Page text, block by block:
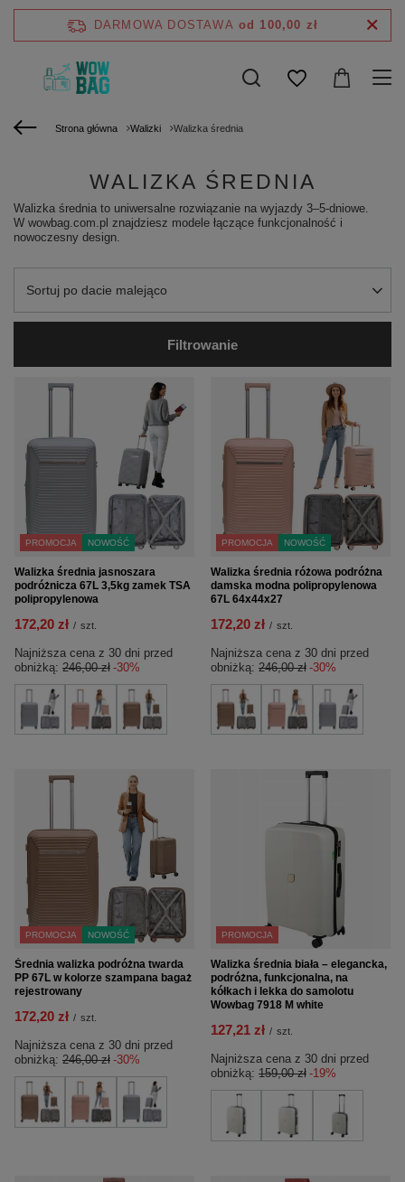
DARMOWA DOSTAWA od 100,00 zł
Strona główna Walizki Walizka średnia
WALIZKA ŚREDNIA
Walizka średnia to uniwersalne rozwiązanie na wyjazdy 3–5-dniowe.
W wowbag.com.pl znajdziesz modele łączące funkcjonalność i
nowoczesny design.
Zmień sortowanie
Sortuj po dacie malejąco
Filtrowanie
PROMOCJA NOWOŚĆ
Walizka średnia jasnoszara
podróżnicza 67L 3,5kg zamek TSA
polipropylenowa
172,20 zł / szt.
Najniższa cena z 30 dni przed
obniżką: 246,00 zł -30%
PROMOCJA NOWOŚĆ
Walizka średnia różowa podróżna
damska modna polipropylenowa
67L 64x44x27
172,20 zł / szt.
Najniższa cena z 30 dni przed
obniżką: 246,00 zł -30%
PROMOCJA NOWOŚĆ
Średnia walizka podróżna twarda
PP 67L w kolorze szampana bagaż
rejestrowany
172,20 zł / szt.
Najniższa cena z 30 dni przed
obniżką: 246,00 zł -30%
PROMOCJA
Walizka średnia biała – elegancka,
podróżna, funkcjonalna, na
kółkach i lekka do samolotu
Wowbag 7918 M white
127,21 zł / szt.
Najniższa cena z 30 dni przed
obniżką: 159,00 zł -19%